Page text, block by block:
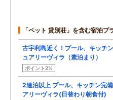
「ペット 貸別荘」を含む宿泊プ
古宇利島近く！プール、キッチ
ュアリーヴィラ（素泊まり）
ポイント2%
2連泊以上 プール、キッチン完
アリーヴィラ(日替わり朝食付)